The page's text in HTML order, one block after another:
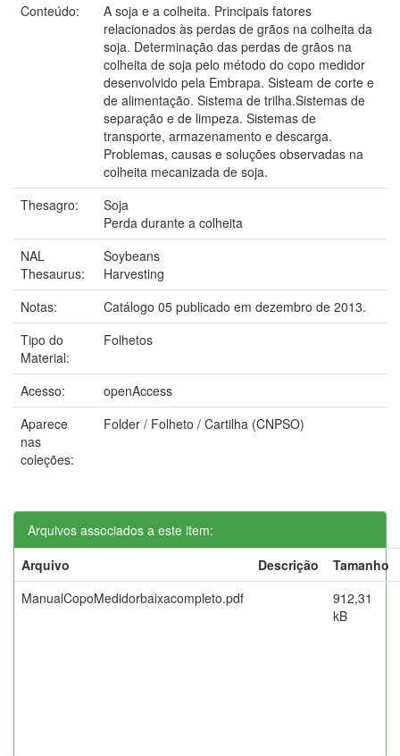
Conteúdo:
A soja e a colheita. Principais fatores
relacionados às perdas de grãos na colheita da
soja. Determinação das perdas de grãos na
colheita de soja pelo método do copo medidor
desenvolvido pela Embrapa. Sisteam de corte e
de alimentação. Sistema de trilha.Sistemas de
separação e de limpeza. Sistemas de
transporte, armazenamento e descarga.
Problemas, causas e soluções observadas na
colheita mecanizada de soja.
Thesagro:
Soja
Perda durante a colheita
NAL
Thesaurus:
Soybeans
Harvesting
Notas:
Catálogo 05 publicado em dezembro de 2013.
Tipo do
Material:
Folhetos
Acesso:
openAccess
Aparece
nas
coleções:
Folder / Folheto / Cartilha (CNPSO)
Arquivos associados a este item:
Arquivo
Descrição
Tamanho
ManualCopoMedidorbaixacompleto.pdf
912,31
kB